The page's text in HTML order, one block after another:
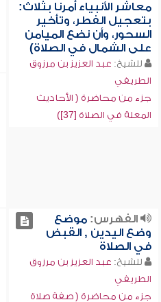
معاشر الأنبياء أمرنا بثلاث:
بتعجيل الفطر، وتأخير
السحور، وأن نضع الميامن
على الشمال في الصلاة)
للشيخ: عبد العزيز بن مرزوق
الطريفي
جزء من محاضرة ( الأحاديث
المعلة في الصلاة [37])
الفهرس:موضع
وضع اليدين , القبض
في الصلاة
للشيخ: عبد العزيز بن مرزوق
الطريفي
جزء من محاضرة ( صفة صلاة